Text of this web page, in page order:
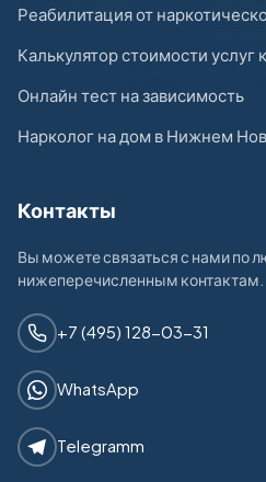
Реабилитация от
Калькулятор стоимости услуг
Онлайн тест на зависимость
Нарколог на дом в Нижнем
Контакты
Вы можете связаться с нами по
нижеперечисленным контактам.
+7 (495) 128-03-31
WhatsApp
Telegramm